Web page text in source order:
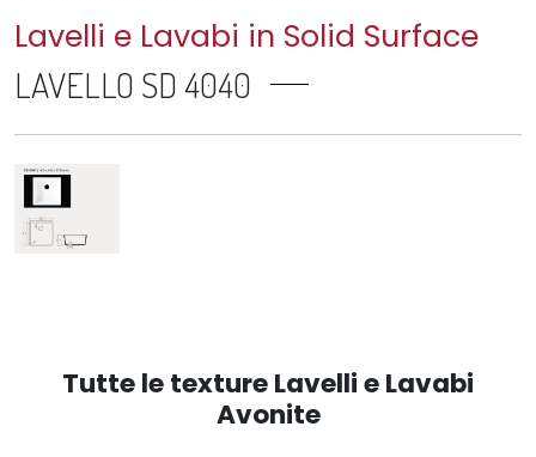
Lavelli e Lavabi in Solid Surface
LAVELLO SD 4040
Tutte le texture Lavelli e Lavabi
Avonite